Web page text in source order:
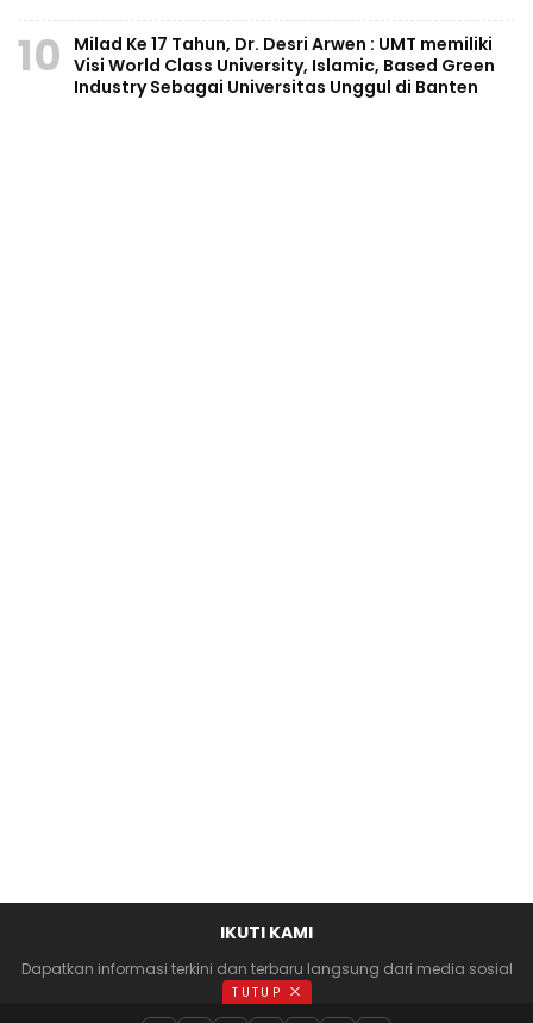
10
Milad Ke 17 Tahun, Dr. Desri Arwen : UMT memiliki
Visi World Class University, Islamic, Based Green
Industry Sebagai Universitas Unggul di Banten
IKUTI KAMI
Dapatkan informasi terkini dan terbaru langsung dari media sosial
anda
TUTUP